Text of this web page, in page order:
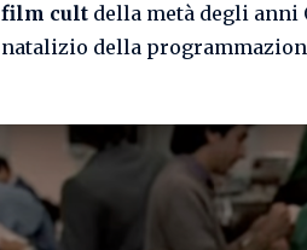
film cult della metà degli anni
natalizio della